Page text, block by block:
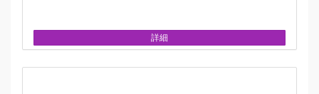
詳細